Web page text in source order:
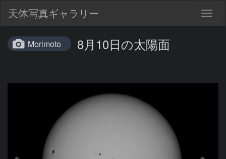
天体写真ギャラリー
Morimoto 8月10日の太陽面